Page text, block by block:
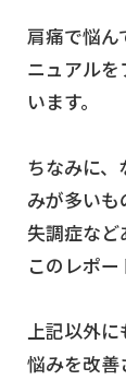
肩痛で悩
ニュアル
います。
ちなみに
みが多い
失調症な
このレポー
上記以外
悩みを改善